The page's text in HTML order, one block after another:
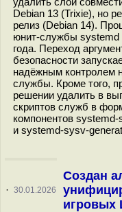
Debian 13 (Trixie), но
релиз (Debian 14).
юнит-службы systemd
года. Переход
безопасности
надёжным контролем
службы. Кроме того,
решении удалить в
скриптов служб в
компонентов
и systemd-sysv-
· 30.01.2026
Создан
игровых